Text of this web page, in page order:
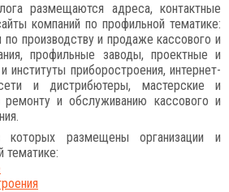
размещаются адреса, контактные
компаний по профильной тематике:
по производству и продаже кассового и
профильные заводы, проектные и
институты приборостроения, интернет-
и дистрибютеры, мастерские и
и обслуживанию кассового и
размещены организации и
тематике: